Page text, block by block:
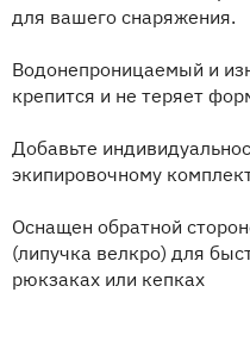
для вашего снаряжения.
Водонепроницаемый и
крепится и не теряет
Добавьте
экипировочному
Оснащен обратной
(липучка велкро) для
рюкзаках или кепках